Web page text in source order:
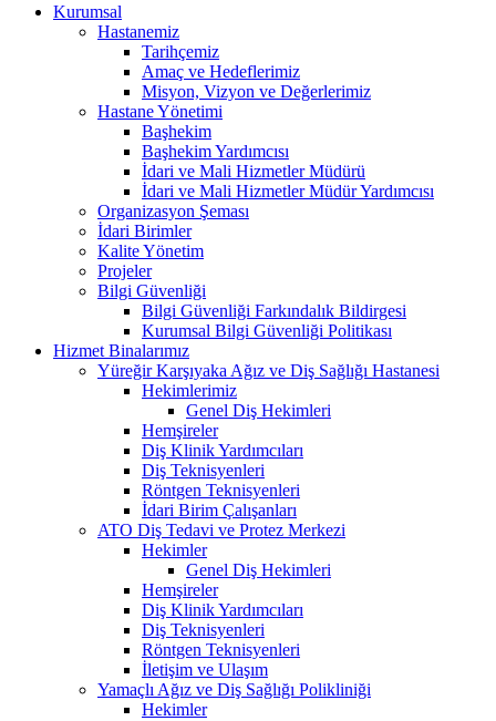
Kurumsal
Hastanemiz
Tarihçemiz
Amaç ve Hedeflerimiz
Misyon, Vizyon ve Değerlerimiz
Hastane Yönetimi
Başhekim
Başhekim Yardımcısı
İdari ve Mali Hizmetler Müdürü
İdari ve Mali Hizmetler Müdür Yardımcısı
Organizasyon Şeması
İdari Birimler
Kalite Yönetim
Projeler
Bilgi Güvenliği
Bilgi Güvenliği Farkındalık Bildirgesi
Kurumsal Bilgi Güvenliği Politikası
Hizmet Binalarımız
Yüreğir Karşıyaka Ağız ve Diş Sağlığı Hastanesi
Hekimlerimiz
Genel Diş Hekimleri
Hemşireler
Diş Klinik Yardımcıları
Diş Teknisyenleri
Röntgen Teknisyenleri
İdari Birim Çalışanları
ATO Diş Tedavi ve Protez Merkezi
Hekimler
Genel Diş Hekimleri
Hemşireler
Diş Klinik Yardımcıları
Diş Teknisyenleri
Röntgen Teknisyenleri
İletişim ve Ulaşım
Yamaçlı Ağız ve Diş Sağlığı Polikliniği
Hekimler